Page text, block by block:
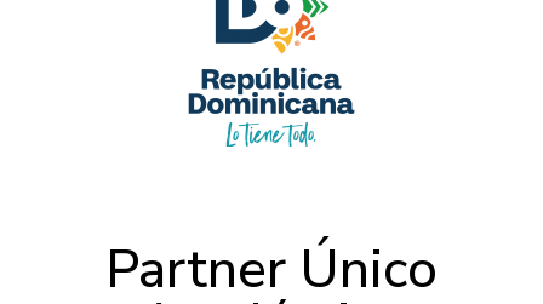
Partner Único